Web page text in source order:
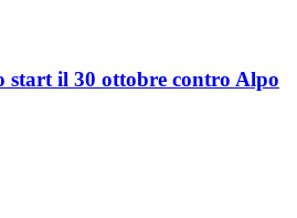
start il 30 ottobre contro Alpo